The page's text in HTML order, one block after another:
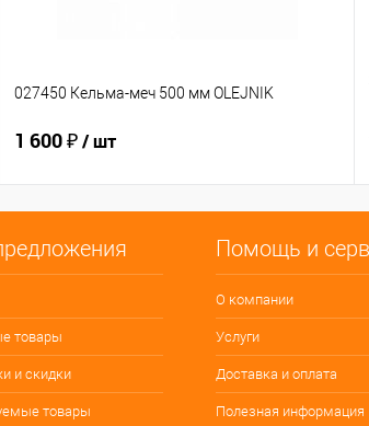
027450 Кельма-меч 500 мм OLEJNIK
1 600 ₽/ шт
товары
и скидки
товары
Помощь и
О компании
Услуги
Доставка и оплата
Полезная информация